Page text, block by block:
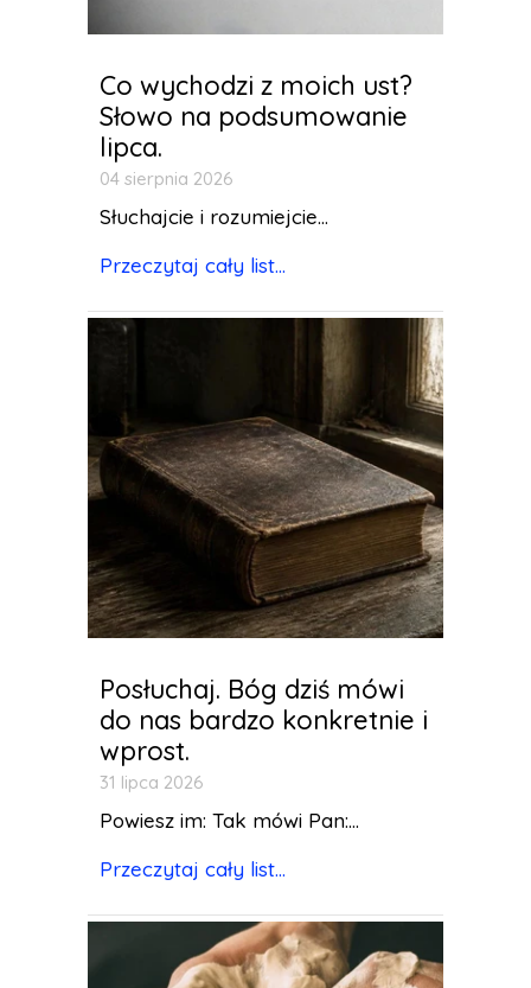
Co wychodzi z moich ust?
Słowo na podsumowanie
lipca.
04 sierpnia 2026
Słuchajcie i rozumiejcie...
Przeczytaj cały list...
Posłuchaj. Bóg dziś mówi
do nas bardzo konkretnie i
wprost.
31 lipca 2026
Powiesz im: Tak mówi Pan:...
Przeczytaj cały list...